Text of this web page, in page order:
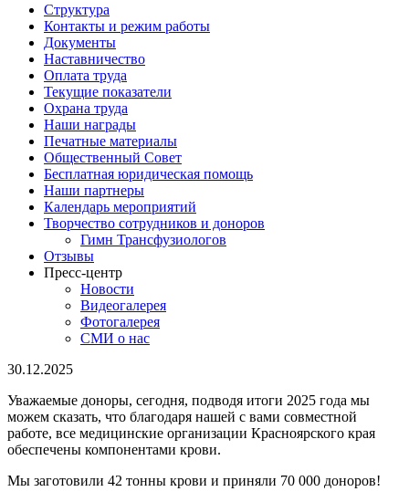
Структура
Контакты и режим работы
Документы
Наставничество
Оплата труда
Текущие показатели
Охрана труда
Наши награды
Печатные материалы
Общественный Совет
Бесплатная юридическая помощь
Наши партнеры
Календарь мероприятий
Творчество сотрудников и доноров
Гимн Трансфузиологов
Отзывы
Пресс-центр
Новости
Видеогалерея
Фотогалерея
СМИ о нас
30.12.2025
Уважаемые доноры, сегодня, подводя итоги 2025 года мы
можем сказать, что благодаря нашей с вами совместной
работе, все медицинские организации Красноярского края
обеспечены компонентами крови.
Мы заготовили 42 тонны крови и приняли 70 000 доноров!